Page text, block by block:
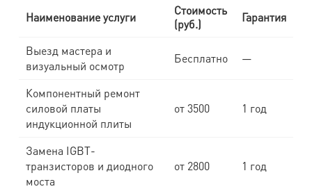
Наименование услуги
Стоимость
(руб.)
Гарантия
Выезд мастера и
визуальный осмотр
Бесплатно —
Компонентный ремонт
силовой платы
индукционной плиты
от 3500 1 год
Замена IGBT-
транзисторов и диодного
моста
от 2800 1 год